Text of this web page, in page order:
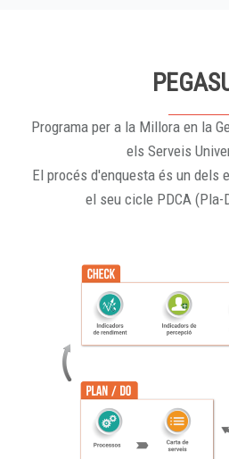
Programa per a la Millora en la
els Serveis
El procés d'enquesta és un dels
el seu cicle PDCA (Pla-